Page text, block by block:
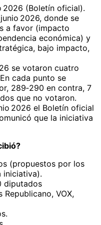
2026 (Boletín oficial).
junio 2026, donde se
a favor (impacto
económica) y
bajo impacto,
se votaron cuatro
cada punto se
289‑290 en contra, 7
que no votaron.
2026 el Boletín oficial
que la iniciativa
(propuestos por los
iniciativa).
diputados
VOX,